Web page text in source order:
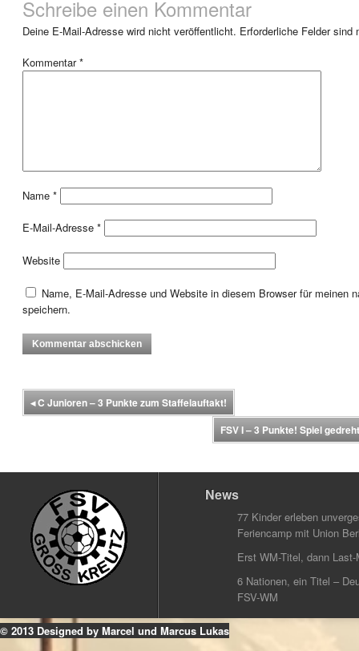
Schreibe einen Kommentar
Deine E-Mail-Adresse wird nicht veröffentlicht. Erforderliche Felder sind
Kommentar*
Name *
E-Mail-Adresse *
Website
Name, E-Mail-Adresse und Website in diesem Browser für meinen
speichern.
◂C Junioren – 3 Punkte zum Staffelauftakt!
FSV I – 3 Punkte! Spiel
News
77 Kinder erleben
Feriencamp mit Union
Erst WM-Titel, dann
6 Nationen, ein Titel –
FSV-WM
© 2013 Designed by Marcel und Marcus Lukas